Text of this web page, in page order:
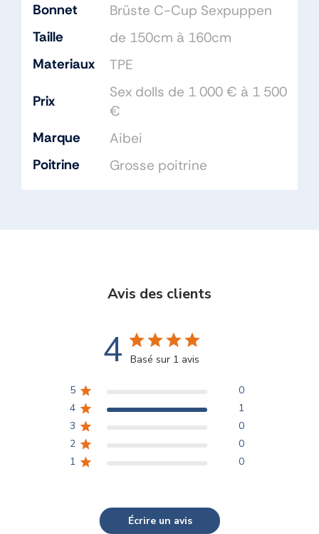
Bonnet
Brüste C-Cup Sexpuppen
Taille
de 150cm à 160cm
Materiaux
TPE
Prix
Sex dolls de 1 000 € à 1 500
€
Marque
Aibei
Poitrine
Grosse poitrine
Avis des clients
4 Basé sur 1 avis
5
0
4
1
3
0
2
0
1
0
Écrire un avis